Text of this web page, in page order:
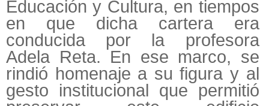
Educación y Cultura, en tiempos
en que dicha cartera era
conducida por la profesora
Adela Reta. En ese marco, se
rindió homenaje a su figura y al
gesto institucional que permitió